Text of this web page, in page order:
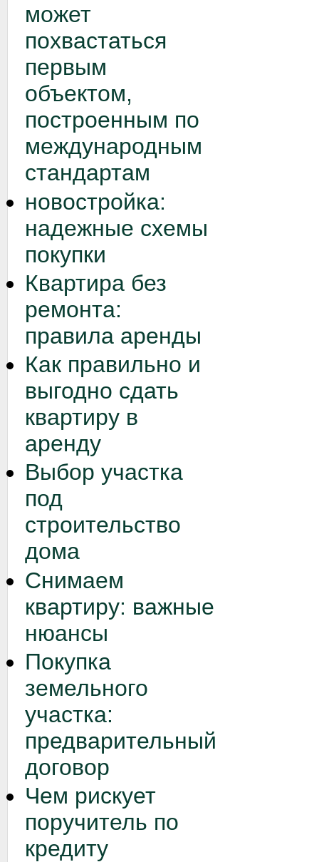
может
похвастаться
первым
объектом,
построенным по
международным
стандартам
новостройка:
надежные схемы
покупки
Квартира без
ремонта:
правила аренды
Как правильно и
выгодно сдать
квартиру в
аренду
Выбор участка
под
строительство
дома
Снимаем
квартиру: важные
нюансы
Покупка
земельного
участка:
предварительный
договор
Чем рискует
поручитель по
кредиту